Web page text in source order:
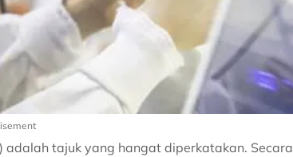
adalah tajuk yang hangat diperkatakan. Secara